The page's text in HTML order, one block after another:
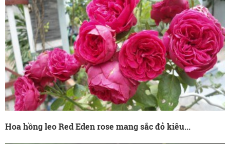
Hoa hồng leo Red Eden rose mang sắc đỏ kiêu...